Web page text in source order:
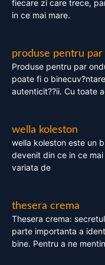
fiecare zi care trece,
in ce mai mare.
produse pentru par
Produse pentru par
poate fi o
autenticit??ii. Cu toate
wella koleston
wella koleston este un
devenit din ce in ce
variata de
thesera crema
Thesera crema:
parte importanta a
bine. Pentru a ne